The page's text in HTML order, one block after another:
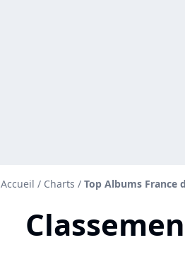
Accueil / Charts / Top Albums France